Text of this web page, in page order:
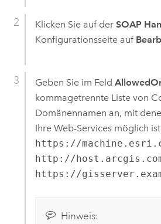
Klicken Sie auf der SOAP
Konfigurationsseite auf
Geben Sie im Feld
kommagetrennte Liste von
Domänennamen an, mit
Ihre Web-Services möglich
https://
http://
https://
Hinweis: